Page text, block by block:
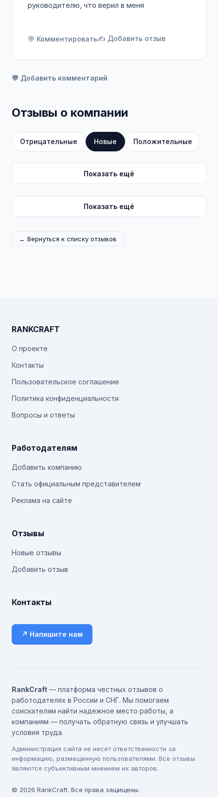
руководителю, что верил в меня
💬 Комментировать✍️ Добавить отзыв
💬 Добавить комментарий
Отзывы о компании
Отрицательные Новые Положительные
Показать ещё
Показать ещё
← Вернуться к списку отзывов
RANKCRAFT
О проекте
Контакты
Пользовательское соглашение
Политика конфиденциальности
Вопросы и ответы
Работодателям
Добавить компанию
Стать официальным представителем
Реклама на сайте
Отзывы
Новые отзывы
Добавить отзыв
Контакты
↗ Напишите нам
RankCraft — платформа честных отзывов о
работодателях в России и СНГ. Мы помогаем
соискателям найти надежное место работы, а
компаниям — получать обратную связь и улучшать
условия труда.
Администрация сайта не несет ответственности за
информацию, размещенную пользователями. Все отзывы
являются субъективным мнением их авторов.
© 2026 RankCraft. Все права защищены.